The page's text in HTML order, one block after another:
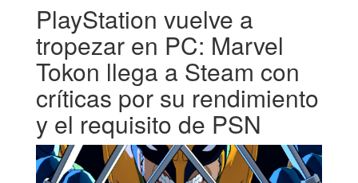
PlayStation vuelve a
tropezar en PC: Marvel
Tokon llega a Steam con
críticas por su rendimiento
y el requisito de PSN